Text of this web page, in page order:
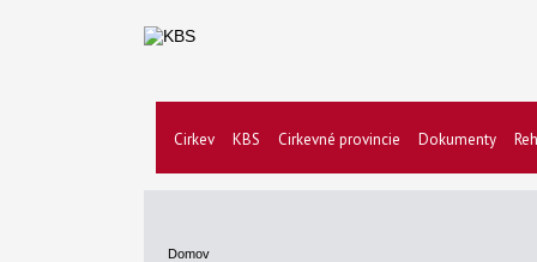
Cirkev KBS Cirkevné provincie Dokumenty
Domov